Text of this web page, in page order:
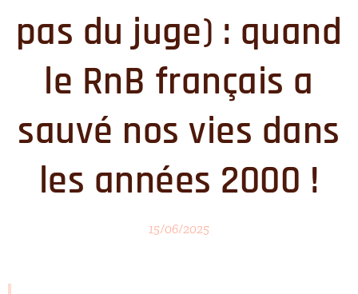
pas du juge) : quand
le RnB français a
sauvé nos vies dans
les années 2000 !
15/06/2025